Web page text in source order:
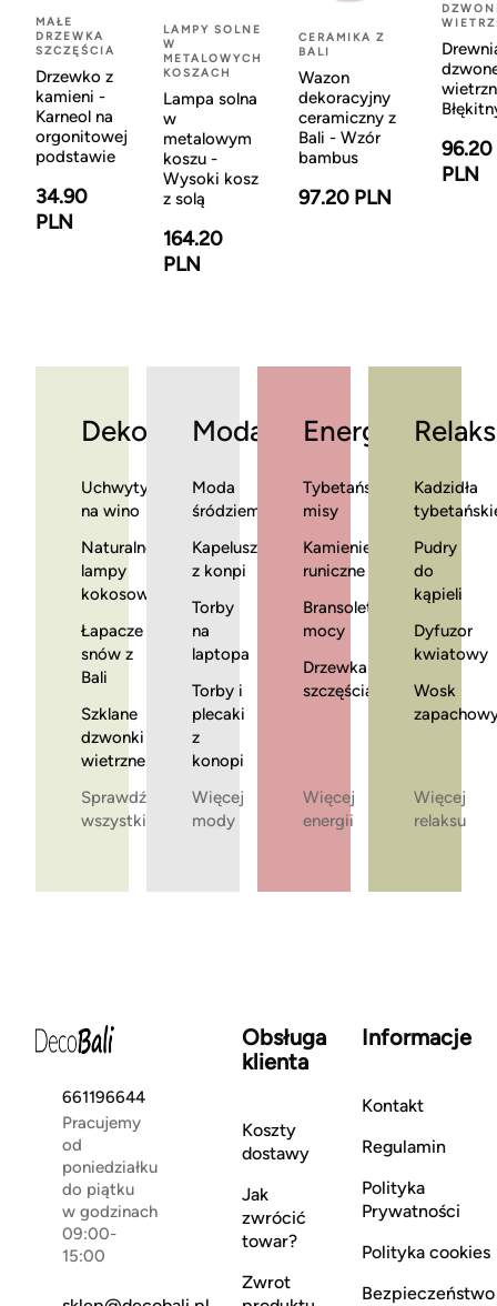
MAŁE
DRZEWKA
SZCZĘŚCIA
Drzewko z
kamieni -
Karneol na
orgonitowej
podstawie
34.90
PLN
LAMPY SOLNE
W
METALOWYCH
KOSZACH
Lampa solna
w
metalowym
koszu -
Wysoki kosz
z solą
164.20
PLN
CERAMIKA Z
BALI
Wazon
dekoracyjny
ceramiczny z
Bali - Wzór
bambus
97.20 PLN
96.20
PLN
Dekoracje
Uchwyty
na wino
Naturalne
lampy
kokosowe
Łapacze
snów z
Bali
Szklane
dzwonki
wietrzne
Sprawdź
wszystkie
Moda
Moda
śródziemnomorska
Kapelusze
z konpi
Torby
na
laptopa
Torby i
plecaki
z
konopi
Więcej
mody
Energia
Tybetańskie
misy
Kamienie
runiczne
Bransoletki
mocy
Drzewka
szczęścia
Więcej
energii
Relaks
Kadzidła
Pudry
do
kąpieli
Dyfuzor
kwiatowy
Wosk
Więcej
relaksu
661196644
Pracujemy
od
poniedziałku
do piątku
w godzinach
09:00-
15:00
Obsługa
klienta
Koszty
dostawy
Jak
zwrócić
towar?
Zwrot
Informacje
Kontakt
Regulamin
Polityka
Prywatności
Polityka cookies
Bezpieczeństwo